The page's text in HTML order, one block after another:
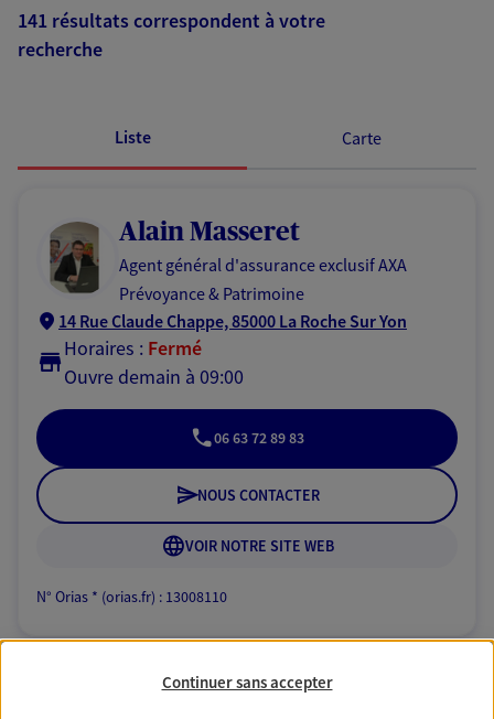
141 résultats correspondent à votre
recherche
Liste Carte
Alain Masseret
Agent général d'assurance exclusif AXA
Prévoyance & Patrimoine
14 Rue Claude Chappe, 85000 La Roche Sur Yon
Horaires : Fermé
Ouvre demain à 09:00
06 63 72 89 83
NOUS CONTACTER
VOIR NOTRE SITE WEB
N° Orias * (orias.fr) : 13008110
Sarl O2A Assurance
Continuer sans accepter